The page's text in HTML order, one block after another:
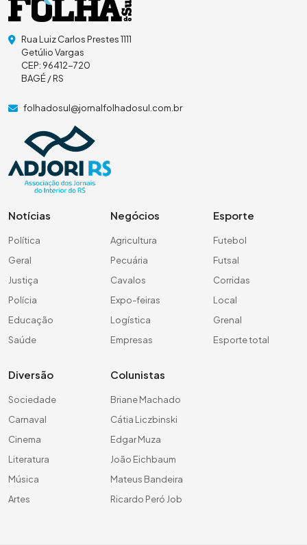
Rua Luiz Carlos Prestes 1111
Getúlio Vargas
CEP: 96412-720
BAGÉ / RS
folhadosul@jornalfolhadosul.com.br
Notícias
Política
Geral
Justiça
Polícia
Educação
Saúde
Negócios
Agricultura
Pecuária
Cavalos
Expo-feiras
Logística
Empresas
Esporte
Futebol
Futsal
Corridas
Local
Grenal
Esporte total
Diversão
Sociedade
Carnaval
Cinema
Literatura
Música
Artes
Colunistas
Briane Machado
Cátia Liczbinski
Edgar Muza
João Eichbaum
Mateus Bandeira
Ricardo Peró Job